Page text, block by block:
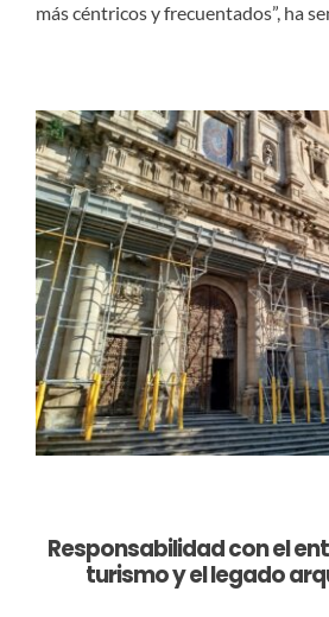
más céntricos y frecuentados”, ha
Responsabilidad con el
turismo y el legado